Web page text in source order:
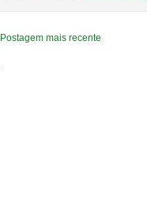
Postagem mais recente